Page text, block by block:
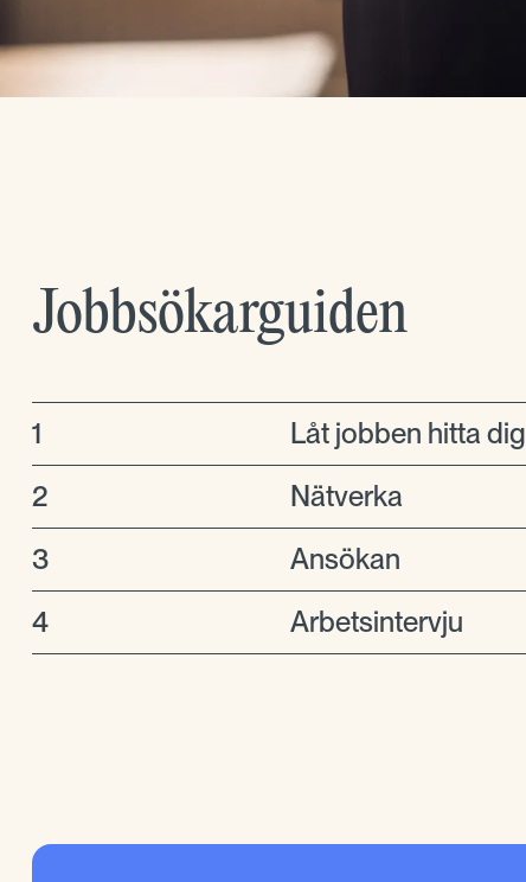
Jobbsökarguiden
1
Låt jobben hitta dig
2
Nätverka
3
Ansökan
4
Arbetsintervju